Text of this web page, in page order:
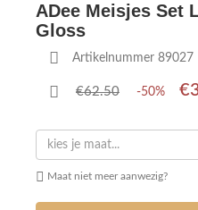
ADee Meisjes Set
Gloss
Artikelnummer 89027
€62.50 -50%
kies je maat...
Maat niet meer aanwezig?